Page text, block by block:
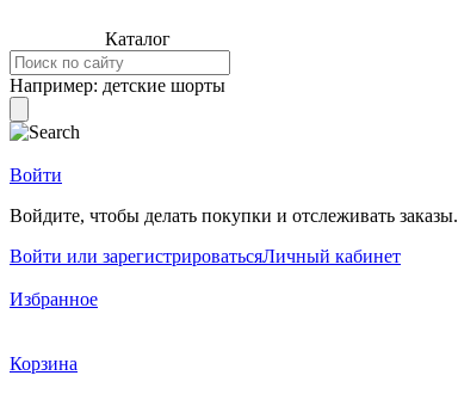
Каталог
Например: детские шорты
Войти
Войдите, чтобы делать покупки и отслеживать заказы.
Войти или зарегистрироватьсяЛичный кабинет
Избранное
Корзина